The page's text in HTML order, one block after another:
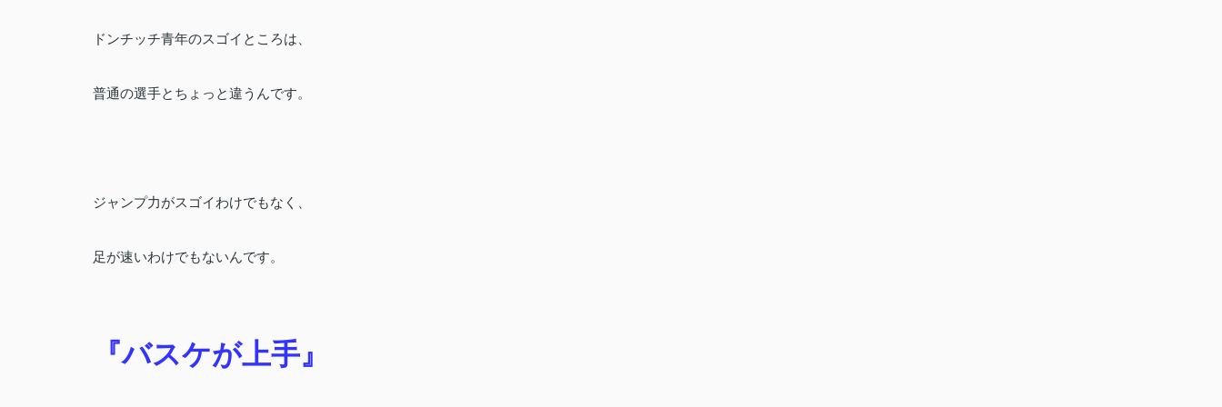
ドンチッチ青年のスゴイところは、
普通の選手とちょっと違うんです。
ジャンプ力がスゴイわけでもなく、
足が速いわけでもないんです。
『バスケが上手』